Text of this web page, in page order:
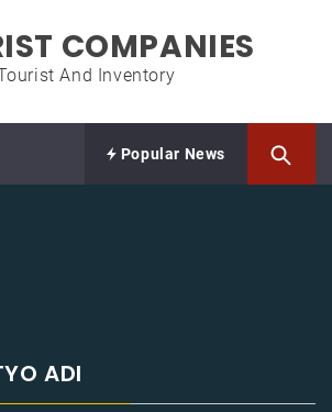
COMPANIES
And Inventory
Popular News
ADI